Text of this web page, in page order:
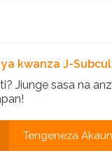
kwanza J-
Jiunge sasa na
Tengeneza